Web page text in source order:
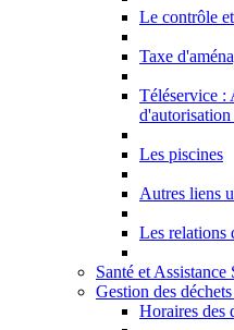
Le contrôle
Taxe
Téléservice :
Les piscines
Autres liens
Les relations
Santé et
Gestion des
Horaires des